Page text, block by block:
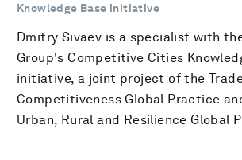
Knowledge Base initiative
Dmitry Sivaev is a specialist with
Group's Competitive Cities
initiative, a joint project of the
Competitiveness Global Practice
Urban, Rural and Resilience Global